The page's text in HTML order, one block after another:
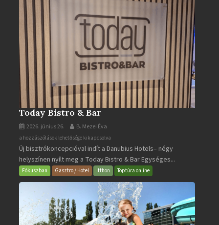
Today Bistro & Bar
2026. június 26. B. Mezei Éva
Today
Bistro
&
Bar
bejegyzéshez
a hozzászólások lehetősége kikapcsolva
Új bisztrókoncepcióval indít a Danubius Hotels– négy
helyszínen nyílt meg a Today Bistro & Bar Egységes...
Fókuszban Gasztro / Hotel Itthon Toptúra online